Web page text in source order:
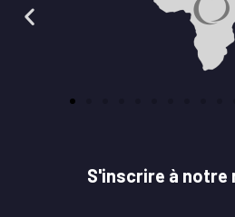
S'inscrire à notre